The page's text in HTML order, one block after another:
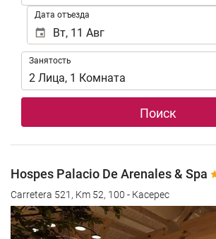
Дата отъезда
Занятость
Занятость
2 Лица, 1 Комната
Поиск
Hospes Palacio De Arenales & Spa
Carretera 521, Km 52, 100 - Касерес